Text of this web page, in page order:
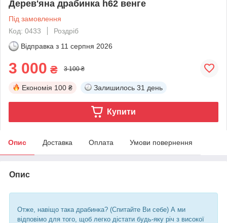
Дерев'яна драбинка h62 венге
Під замовлення
Код: 0433
Роздріб
Відправка з 11 серпня 2026
3 000 ₴ 3 100 ₴
Економія 100 ₴ Залишилось 31 день
Купити
Опис Доставка Оплата Умови повернення
Опис
Отже, навіщо така драбинка? (Спитайте Ви себе) А ми
відповімо для того, щоб легко дістати будь-яку річ з високої